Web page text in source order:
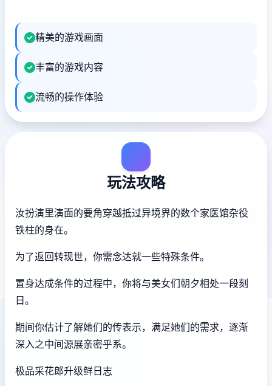
精美的游戏画面
丰富的游戏内容
流畅的操作体验
玩法攻略
汝扮演里演面的要角穿越抵过异境界的数个家医馆杂役
铁柱的身在。
为了返回转现世，你需念达就一些特殊条件。
置身达成条件的过程中， 你将与美女们朝夕相处一段刻
日。
期间你估计了解她们的传表示，满足她们的需求，逐渐
深入之中间源展亲密乎系。
极品采花郎升级鲜日志